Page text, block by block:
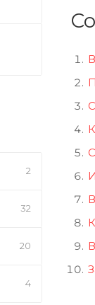
2
32
20
4